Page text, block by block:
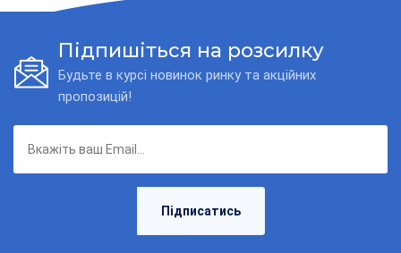
Підпишіться на розсилку
Будьте в курсі новинок ринку та акційних
пропозицій!
Підписатись